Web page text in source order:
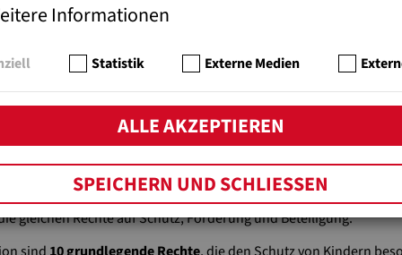
10 RECHTE ZUM
Die UN-Kinderrechtskonvention, die 1989 von der
internationale Abkommen zum Schutz von Kindern. Sie
gleichen Rechte auf Schutz, Förderung und Beteiligung.
Informationen
Statistik Externe Medien
ALLE AKZEPTIEREN
SPEICHERN UND SCHLIESSEN